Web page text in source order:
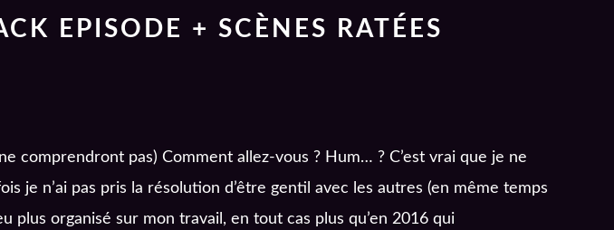
EPISODE + SCÈNES RATÉES
comprendront pas) Comment allez-vous ? Hum… ? C’est vrai que je ne
je n’ai pas pris la résolution d’être gentil avec les autres (en même temps
plus organisé sur mon travail, en tout cas plus qu’en 2016 qui